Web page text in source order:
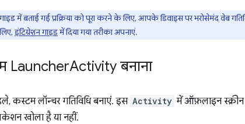
में बताई गई प्रक्रिया को पूरा करने के लिए, आपके डिवाइस पर भरोसेमंद वेब
इंटिग्रेशन गाइडमें दिया गया तरीका अपनाएं.
LauncherActivity बनाना
कस्टम लॉन्चर गतिविधि बनाएं. इस Activity में ऑफ़लाइन स्क्रीन
खोला है या नहीं.